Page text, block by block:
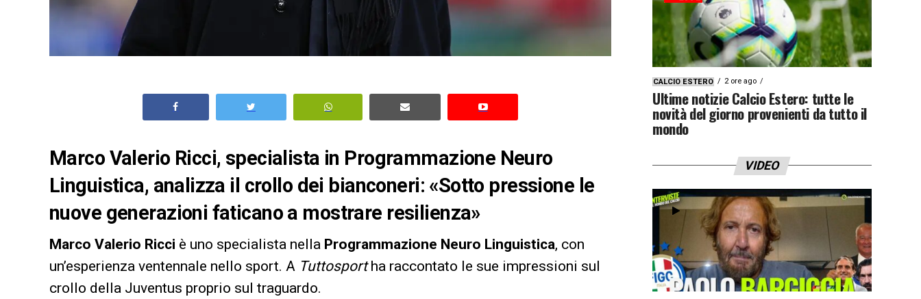
Marco Valerio Ricci, specialista in Programmazione Neuro
Linguistica, analizza il crollo dei bianconeri: «Sotto pressione le
nuove generazioni faticano a mostrare resilienza»
Marco Valerio Ricci è uno specialista nella Programmazione Neuro Linguistica, con
un’esperienza ventennale nello sport. A Tuttosportha raccontato le sue impressioni sul
crollo della Juventus proprio sul traguardo.
CALCIO ESTERO 2 ore ago
Ultime notizie Calcio Estero: tutte le
novità del giorno provenienti da tutto il
mondo
VIDEO